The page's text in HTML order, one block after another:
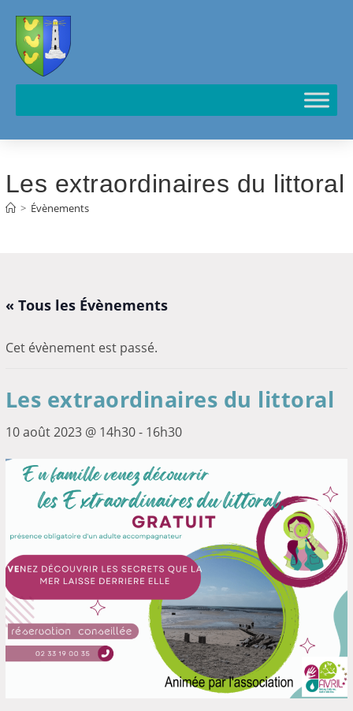
Les extraordinaires du littoral
> Évènements
« Tous les Évènements
Cet évènement est passé.
Les extraordinaires du littoral
10 août 2023 @ 14h30- 16h30